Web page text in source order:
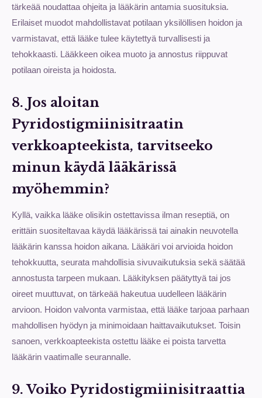
tärkeää noudattaa ohjeita ja lääkärin antamia suosituksia.
Erilaiset muodot mahdollistavat potilaan yksilöllisen hoidon ja
varmistavat, että lääke tulee käytettyä turvallisesti ja
tehokkaasti. Lääkkeen oikea muoto ja annostus riippuvat
potilaan oireista ja hoidosta.
8. Jos aloitan
Pyridostigmiinisitraatin
verkkoapteekista, tarvitseeko
minun käydä lääkärissä
myöhemmin?
Kyllä, vaikka lääke olisikin ostettavissa ilman reseptiä, on
erittäin suositeltavaa käydä lääkärissä tai ainakin neuvotella
lääkärin kanssa hoidon aikana. Lääkäri voi arvioida hoidon
tehokkuutta, seurata mahdollisia sivuvaikutuksia sekä säätää
annostusta tarpeen mukaan. Lääkityksen päätyttyä tai jos
oireet muuttuvat, on tärkeää hakeutua uudelleen lääkärin
arvioon. Hoidon valvonta varmistaa, että lääke tarjoaa parhaan
mahdollisen hyödyn ja minimoidaan haittavaikutukset. Toisin
sanoen, verkkoapteekista ostettu lääke ei poista tarvetta
lääkärin vaatimalle seurannalle.
9. Voiko Pyridostigmiinisitraattia